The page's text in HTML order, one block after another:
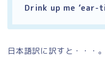
Drink up me ‘ear-
日本語訳に訳すと・・・。